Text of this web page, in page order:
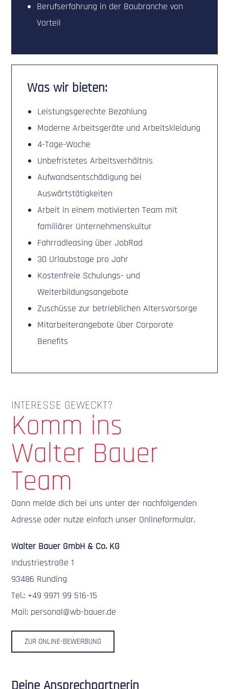
Berufserfahrung in der Baubranche von
Vorteil
Was wir bieten:
Leistungsgerechte Bezahlung
Moderne Arbeitsgeräte und Arbeitskleidung
4-Tage-Woche
Unbefristetes Arbeitsverhältnis
Aufwandsentschädigung bei
Auswärtstätigkeiten
Arbeit in einem motivierten Team mit
familiärer Unternehmenskultur
Fahrradleasing über JobRad
30 Urlaubstage pro Jahr
Kostenfreie Schulungs- und
Weiterbildungsangebote
Zuschüsse zur betrieblichen Altersvorsorge
Mitarbeiterangebote über Corporate
Benefits
INTERESSE GEWECKT?
Komm ins
Walter Bauer
Team
Dann melde dich bei uns unter der nachfolgenden
Adresse oder nutze einfach unser Onlineformular.
Walter Bauer GmbH & Co. KG
Industriestraße 1
93486 Runding
Tel.: +49 9971 99 516-15
Mail: personal@wb-bauer.de
ZUR ONLINE-BEWERBUNG